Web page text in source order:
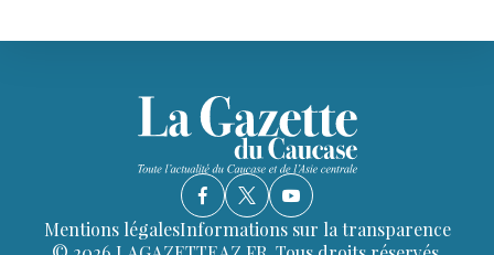
Mentions légalesInformations sur la transparence